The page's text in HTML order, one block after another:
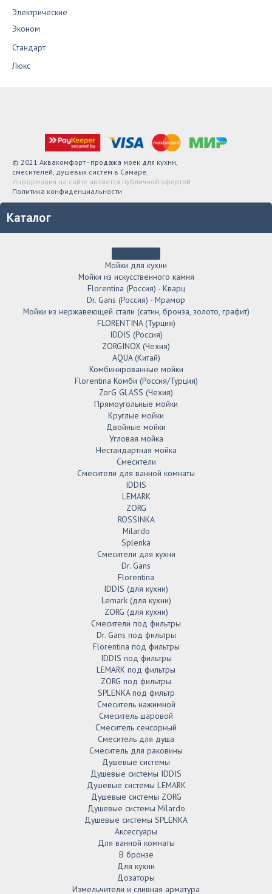
Электрические
Эконом
Стандарт
Люкс
© 2021 Аквакомфорт - продажа моек для кухни,
смесителей, душевых систем в Самаре.
Информация на сайте является публичной офертой
Политика конфиденциальности
Каталог
Мойки для кухни
Мойки из искусственного камня
Florentina (Россия) - Кварц
Dr. Gans (Россия) - Мрамор
Мойки из нержавеющей стали (сатин, бронза, золото, графит)
FLORENTINA (Турция)
IDDIS (Россия)
ZORGINOX (Чехия)
AQUA (Китай)
Комбинированные мойки
Florentina Комби (Россия/Турция)
ZorG GLASS (Чехия)
Прямоугольные мойки
Круглые мойки
Двойные мойки
Угловая мойка
Нестандартная мойка
Смесители
Смесители для ванной комнаты
IDDIS
LEMARK
ZORG
ROSSINKA
Milardo
Splenka
Смесители для кухни
Dr. Gans
Florentina
IDDIS (для кухни)
Lemark (для кухни)
ZORG (для кухни)
Смесители под фильтры
Dr. Gans под фильтры
Florentina под фильтры
IDDIS под фильтры
LEMARK под фильтры
ZORG под фильтры
SPLENKA под фильтр
Смеситель нажимной
Смеситель шаровой
Смеситель сенсорный
Смеситель для душа
Смеситель для раковины
Душевые системы
Душевые системы IDDIS
Душевые системы LEMARK
Душевые системы ZORG
Душевые системы Milardo
Душевые системы SPLENKA
Аксессуары
Для ванной комнаты
В бронзе
Для кухни
Дозаторы
Измельчители и сливная арматура